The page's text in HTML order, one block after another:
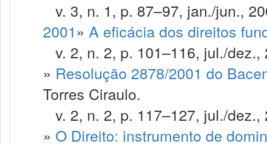
v. 3, n. 1, p. 87–97, jan./jun.,
2001» A eficácia dos direitos
v. 2, n. 2, p. 101–116, jul./dez.,
» Resolução 2878/2001 do
Torres Ciraulo.
v. 2, n. 2, p. 117–127, jul./dez.,
» O Direito: instrumento de